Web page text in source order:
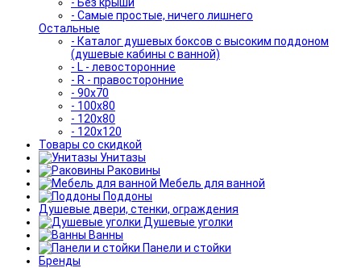
- Самые простые, ничего лишнего
Остальные
- Каталог душевых боксов с высоким поддоном
(душевые кабины с ванной)
- L - левосторонние
- R - правосторонние
- 90x70
- 100x80
- 120x80
- 120x120
Товары со скидкой
Унитазы
Раковины
Мебель для ванной
Поддоны
Душевые двери, стенки, ограждения
Душевые уголки
Ванны
Панели и стойки
Бренды